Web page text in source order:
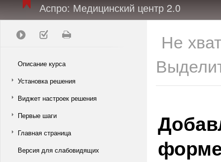
Аспро: Медицинский центр 2.0
Описание курса
Установка решения
Виджет настроек решения
Первые шаги
Главная страница
Версия для слабовидящих
Не